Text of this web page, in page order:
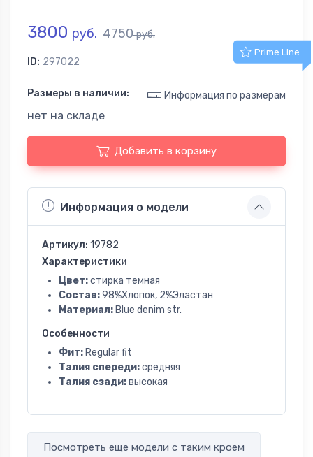
3800 руб. 4750руб.
Prime Line
ID: 297022
Размеры в наличии: Информация по размерам
нет на складе
Добавить в корзину
Информация о модели
Артикул: 19782
Характеристики
Цвет:стирка темная
Состав:98%Хлопок, 2%Эластан
Материал: Blue denim str.
Особенности
Фит: Regular fit
Талия спереди:средняя
Талия сзади:высокая
Посмотреть еще модели с таким кроем